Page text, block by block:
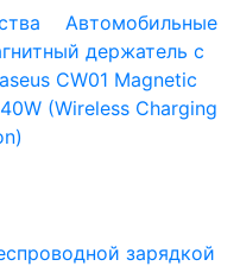
Автомобильные
держатель с
CW01 Magnetic
(Wireless Charging